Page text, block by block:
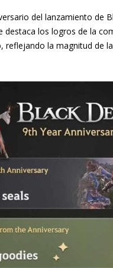
del lanzamiento de
destaca los logros de la
la magnitud de